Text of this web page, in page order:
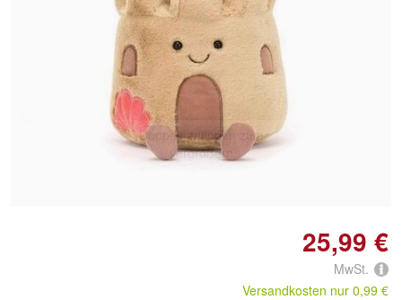
Doppelt antippen zum
vergrößern
25,99 €
MwSt.
Versandkosten nur 0,99 €